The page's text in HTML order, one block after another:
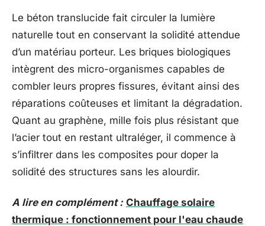
Le béton translucide fait circuler la lumière
naturelle tout en conservant la solidité attendue
d’un matériau porteur. Les briques biologiques
intègrent des micro-organismes capables de
combler leurs propres fissures, évitant ainsi des
réparations coûteuses et limitant la dégradation.
Quant au graphène, mille fois plus résistant que
l’acier tout en restant ultraléger, il commence à
s’infiltrer dans les composites pour doper la
solidité des structures sans les alourdir.
A lire en complément : Chauffage solaire
thermique : fonctionnement pour l'eau chaude